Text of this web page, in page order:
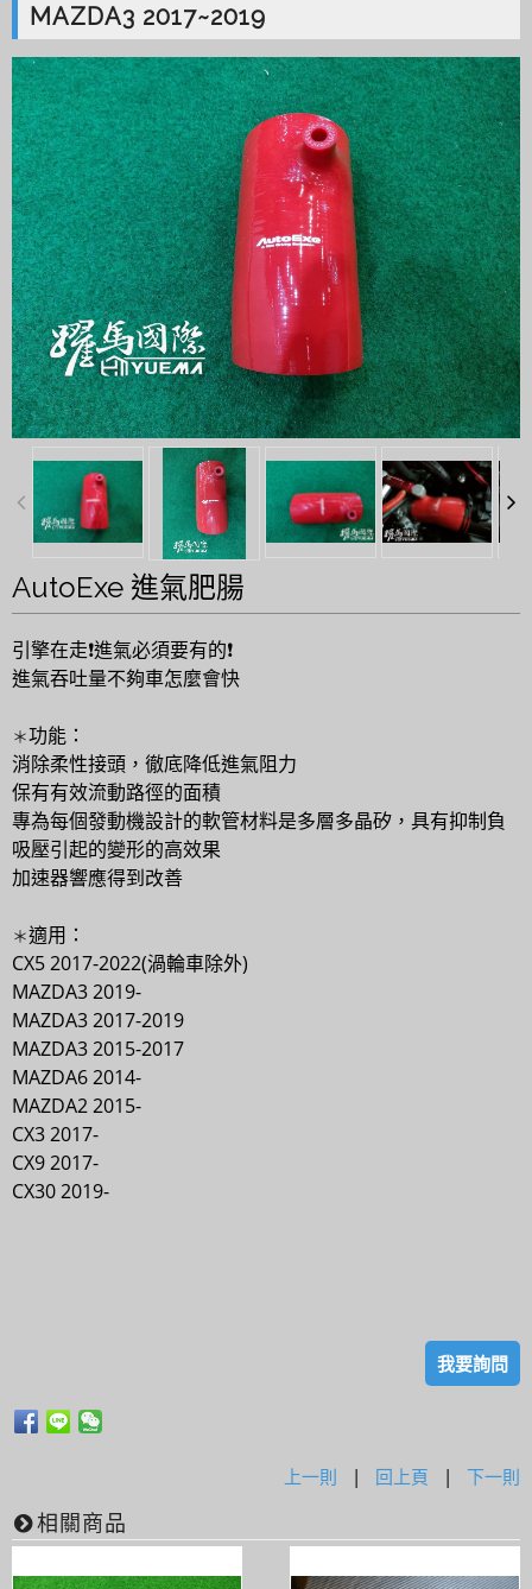
MAZDA3 2017~2019
AutoExe 進氣肥腸
引擎在走❗️進氣必須要有的❗️
進氣吞吐量不夠車怎麼會快
＊功能：
消除柔性接頭，徹底降低進氣阻力
保有有效流動路徑的面積
專為每個發動機設計的軟管材料是多層多晶矽，具有抑制負
吸壓引起的變形的高效果
加速器響應得到改善
＊適用：
CX5 2017-2022(渦輪車除外)
MAZDA3 2019-
MAZDA3 2017-2019
MAZDA3 2015-2017
MAZDA6 2014-
MAZDA2 2015-
CX3 2017-
CX9 2017-
CX30 2019-
我要詢問
上一則 | 回上頁 | 下一則
相關商品